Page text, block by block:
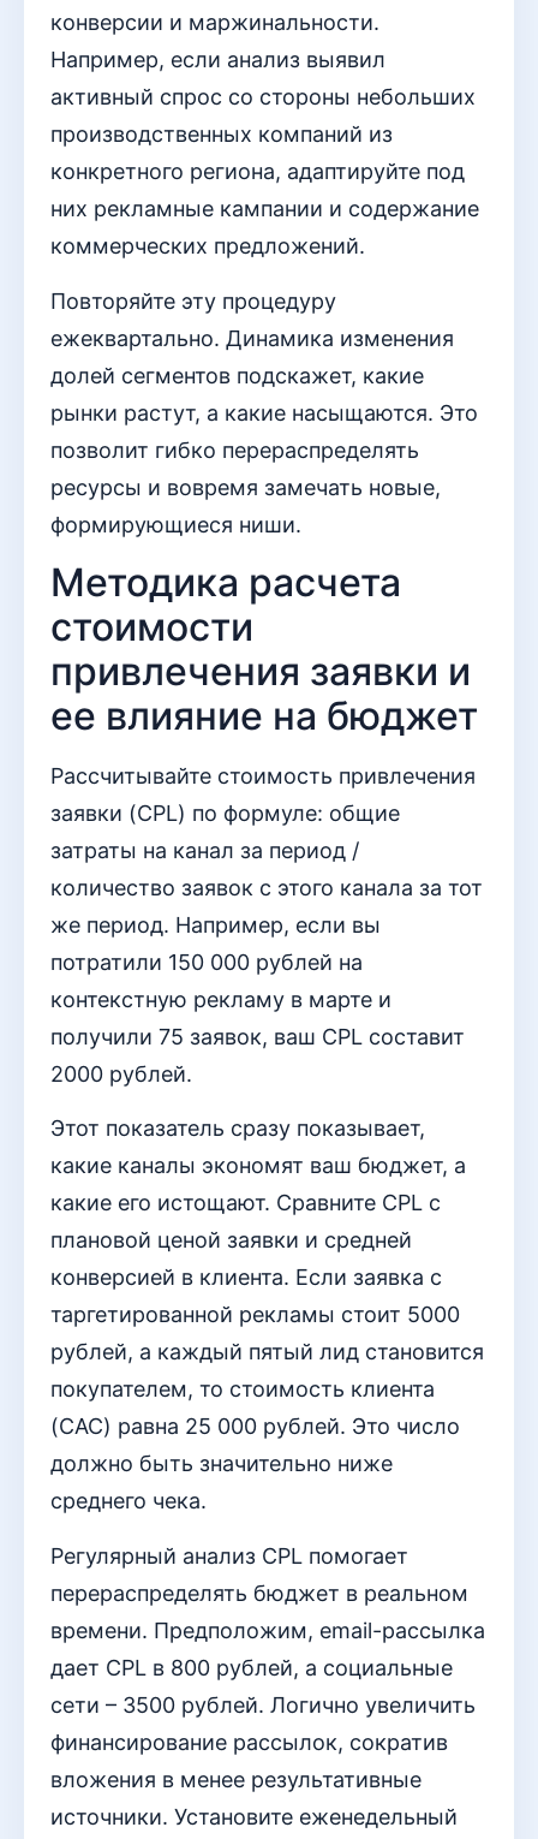
конверсии и маржинальности.
Например, если анализ выявил
активный спрос со стороны небольших
производственных компаний из
конкретного региона, адаптируйте под
них рекламные кампании и содержание
коммерческих предложений.
Повторяйте эту процедуру
ежеквартально. Динамика изменения
долей сегментов подскажет, какие
рынки растут, а какие насыщаются. Это
позволит гибко перераспределять
ресурсы и вовремя замечать новые,
формирующиеся ниши.
Методика расчета
стоимости
привлечения заявки и
ее влияние на бюджет
Рассчитывайте стоимость привлечения
заявки (CPL) по формуле: общие
затраты на канал за период /
количество заявок с этого канала за тот
же период. Например, если вы
потратили 150 000 рублей на
контекстную рекламу в марте и
получили 75 заявок, ваш CPL составит
2000 рублей.
Этот показатель сразу показывает,
какие каналы экономят ваш бюджет, а
какие его истощают. Сравните CPL с
плановой ценой заявки и средней
конверсией в клиента. Если заявка с
таргетированной рекламы стоит 5000
рублей, а каждый пятый лид становится
покупателем, то стоимость клиента
(CAC) равна 25 000 рублей. Это число
должно быть значительно ниже
среднего чека.
Регулярный анализ CPL помогает
перераспределять бюджет в реальном
времени. Предположим, email-рассылка
дает CPL в 800 рублей, а социальные
сети – 3500 рублей. Логично увеличить
финансирование рассылок, сократив
вложения в менее результативные
источники. Установите еженедельный